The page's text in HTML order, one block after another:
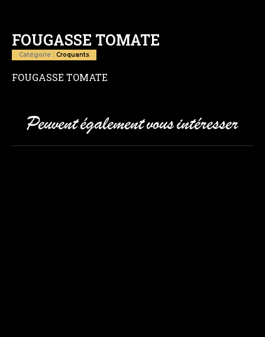
FOUGASSE TOMATE
Catégorie : Croquants
FOUGASSE TOMATE
Peuvent également vous intéresser